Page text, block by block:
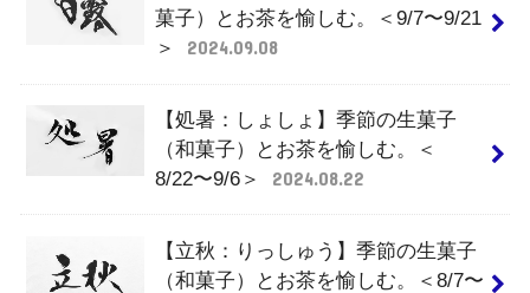
菓子）とお茶を愉しむ。＜9/7〜9/21
＞
2024.09.08
【処暑：しょしょ】季節の生菓子
（和菓子）とお茶を愉しむ。＜
8/22〜9/6＞
2024.08.22
【立秋：りっしゅう】季節の生菓子
（和菓子）とお茶を愉しむ。＜8/7〜